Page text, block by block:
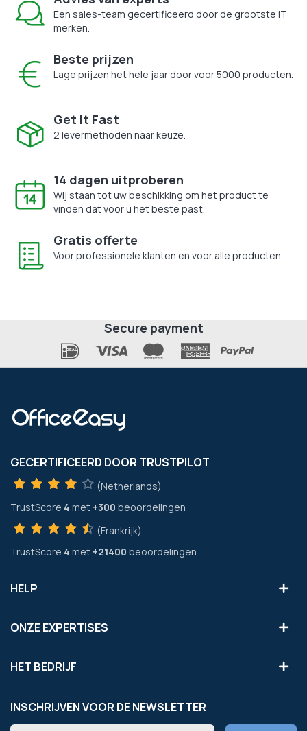
Een sales-team gecertificeerd door de grootste IT
merken.
Beste prijzen
Lage prijzen het hele jaar door voor 5000 producten.
Get It Fast
2 levermethoden naar keuze.
14 dagen uitproberen
Wij staan tot uw beschikking om het product te
vinden dat voor u het beste past.
Gratis offerte
Voor professionele klanten en voor alle producten.
Secure payment
GECERTIFICEERD DOOR TRUSTPILOT
(Netherlands)
TrustScore 4 met +300 beoordelingen
(Frankrijk)
TrustScore 4 met +21400 beoordelingen
HELP
ONZE EXPERTISES
HET BEDRIJF
INSCHRIJVEN VOOR DE NEWSLETTER